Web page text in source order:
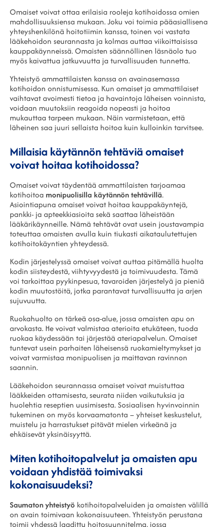
Omaiset voivat ottaa erilaisia rooleja kotihoidossa omien
mahdollisuuksiensa mukaan. Joku voi toimia pääasiallisena
yhteyshenkilönä hoitotiimin kanssa, toinen voi vastata
lääkehoidon seurannasta ja kolmas auttaa viikoittaisissa
kauppakäynneissä. Omaisten säännöllinen läsnäolo tuo
myös kaivattua jatkuvuutta ja turvallisuuden tunnetta.
Yhteistyö ammattilaisten kanssa on avainasemassa
kotihoidon onnistumisessa. Kun omaiset ja ammattilaiset
vaihtavat avoimesti tietoa ja havaintoja läheisen voinnista,
voidaan muutoksiin reagoida nopeasti ja hoitoa
mukauttaa tarpeen mukaan. Näin varmistetaan, että
läheinen saa juuri sellaista hoitoa kuin kulloinkin tarvitsee.
Millaisia käytännön tehtäviä omaiset
voivat hoitaa kotihoidossa?
Omaiset voivat täydentää ammattilaisten tarjoamaa
kotihoitoa monipuolisilla käytännön tehtävillä.
Asiointiapuna omaiset voivat hoitaa kauppakäyntejä,
pankki- ja apteekkiasioita sekä saattaa läheistään
lääkärikäynneille. Nämä tehtävät ovat usein joustavampia
toteuttaa omaisten avulla kuin tiukasti aikataulutettujen
kotihoitokäyntien yhteydessä.
Kodin järjestelyssä omaiset voivat auttaa pitämällä huolta
kodin siisteydestä, viihtyvyydestä ja toimivuudesta. Tämä
voi tarkoittaa pyykinpesua, tavaroiden järjestelyä ja pieniä
kodin muutostöitä, jotka parantavat turvallisuutta ja arjen
sujuvuutta.
Ruokahuolto on tärkeä osa-alue, jossa omaisten apu on
arvokasta. He voivat valmistaa aterioita etukäteen, tuoda
ruokaa käydessään tai järjestää ateriapalvelun. Omaiset
tuntevat usein parhaiten läheisensä ruokamieltymykset ja
voivat varmistaa monipuolisen ja maittavan ravinnon
saannin.
Lääkehoidon seurannassa omaiset voivat muistuttaa
lääkkeiden ottamisesta, seurata niiden vaikutuksia ja
huolehtia reseptien uusimisesta. Sosiaalisen hyvinvoinnin
tukeminen on myös korvaamatonta – yhteiset keskustelut,
muistelu ja harrastukset pitävät mielen virkeänä ja
ehkäisevät yksinäisyyttä.
Miten kotihoitopalvelut ja omaisten apu
voidaan yhdistää toimivaksi
kokonaisuudeksi?
Saumaton yhteistyö kotihoitopalveluiden ja omaisten välillä
on avain toimivaan kokonaisuuteen. Yhteistyön perustana
toimii yhdessä laadittu hoitosuunnitelma, jossa